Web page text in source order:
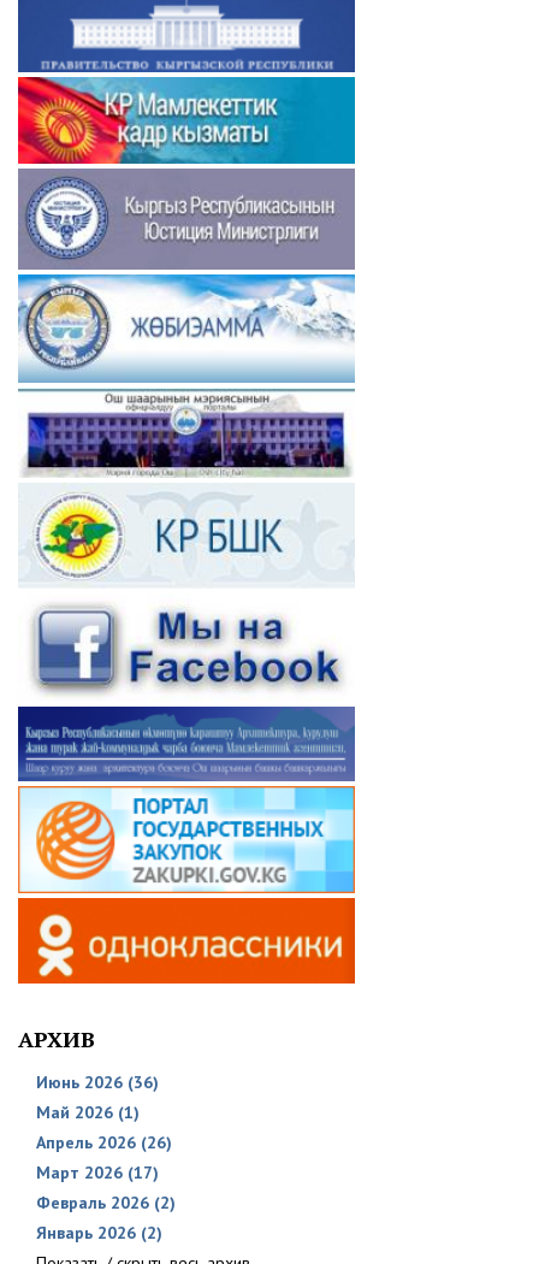
АРХИВ
Июнь 2026 (36)
Май 2026 (1)
Апрель 2026 (26)
Март 2026 (17)
Февраль 2026 (2)
Январь 2026 (2)